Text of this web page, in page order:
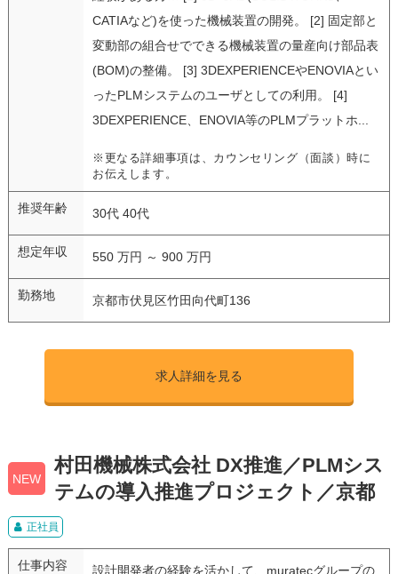
CATIAなど)を使った機械装置の開発。 [2] 固定部と
変動部の組合せでできる機械装置の量産向け部品表
(BOM)の整備。 [3] 3DEXPERIENCEやENOVIAとい
ったPLMシステムのユーザとしての利用。 [4]
3DEXPERIENCE、ENOVIA等のPLMプラットホ...
※更なる詳細事項は、カウンセリング（面談）時に
お伝えします。
推奨年齢 30代 40代
想定年収 550 万円 ～ 900 万円
勤務地 京都市伏見区竹田向代町136
求人詳細を見る
NEW
村田機械株式会社 DX推進／PLMシス
テムの導入推進プロジェクト／京都
正社員
仕事内容 設計開発者の経験を活かして、muratecグループの